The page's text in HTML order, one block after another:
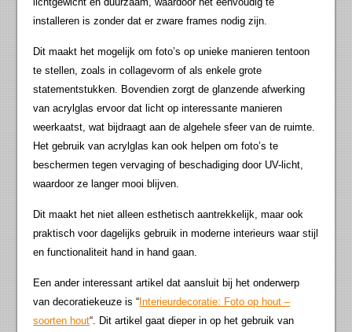
installeren is zonder dat er zware frames nodig zijn.
Dit maakt het mogelijk om foto’s op unieke manieren tentoon
te stellen, zoals in collagevorm of als enkele grote
statementstukken. Bovendien zorgt de glanzende afwerking
van acrylglas ervoor dat licht op interessante manieren
weerkaatst, wat bijdraagt aan de algehele sfeer van de ruimte.
Het gebruik van acrylglas kan ook helpen om foto’s te
beschermen tegen vervaging of beschadiging door UV-licht,
waardoor ze langer mooi blijven.
Dit maakt het niet alleen esthetisch aantrekkelijk, maar ook
praktisch voor dagelijks gebruik in moderne interieurs waar stijl
en functionaliteit hand in hand gaan.
Een ander interessant artikel dat aansluit bij het onderwerp
van decoratiekeuze is “ Interieurdecoratie: Foto op hout –
soorten hout“. Dit artikel gaat dieper in op het gebruik van